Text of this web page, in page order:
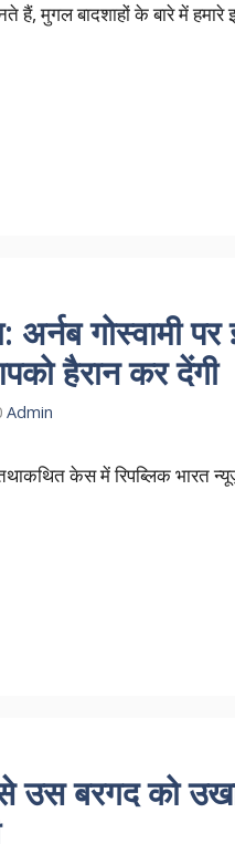
हैं, मुगल बादशाहों के बारे में
अर्नब गोस्वामी
हैरान कर देंगी
Admin
केस में रिपब्लिक भारत
से उस बरगद को